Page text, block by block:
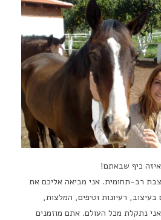
כיף שבאתם!
רב-תחומית. אני מביאה אליכם את
רעיונות וטיפים, המלצות,
נתקלת מכל העולם. אתם מוזמנים